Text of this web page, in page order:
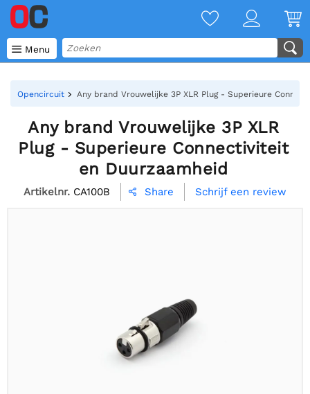
 Menu
Opencircuit Any brand Vrouwelijke 3P XLR Plug - Superieure
Any brand Vrouwelijke 3P XLR
Plug - Superieure Connectiviteit
en Duurzaamheid
Artikelnr. CA100B  Share Schrijf een review